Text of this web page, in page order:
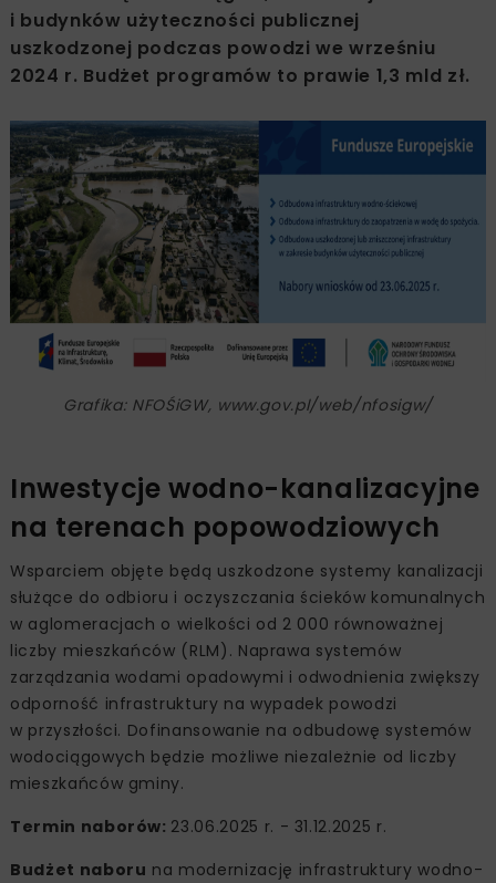
i budynków użyteczności publicznej
uszkodzonej podczas powodzi we wrześniu
2024 r. Budżet programów to prawie 1,3 mld zł.
Grafika: NFOŚiGW, www.gov.pl/web/nfosigw/
Inwestycje wodno-kanalizacyjne
na terenach popowodziowych
Wsparciem objęte będą uszkodzone systemy kanalizacji
służące do odbioru i oczyszczania ścieków komunalnych
w aglomeracjach o wielkości od 2 000 równoważnej
liczby mieszkańców (RLM). Naprawa systemów
zarządzania wodami opadowymi i odwodnienia zwiększy
odporność infrastruktury na wypadek powodzi
w przyszłości. Dofinansowanie na odbudowę systemów
wodociągowych będzie możliwe niezależnie od liczby
mieszkańców gminy.
Termin naborów: 23.06.2025 r. - 31.12.2025 r.
Budżet naboru na modernizację infrastruktury wodno-